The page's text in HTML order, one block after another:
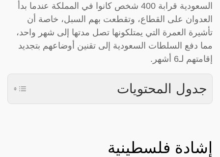
السعودية قرابة 400 شخص كانوا في المملكة عندما بدأ
العدوان على القطاع، وتقطعت بهم السبل، خاصة أن
تأشيرة العمرة التي يمتلكونها تصل مدتها إلى شهر واحد،
مما دفع السلطات السعودية إلى تقنين أوضاعهم بتجديد
إقامتهم لـ6 أشهر.
جدول المحتويات
إشادة فلسطينية